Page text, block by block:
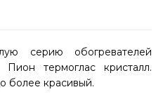
серию обогревателей
термоглас кристалл.
более красивый.